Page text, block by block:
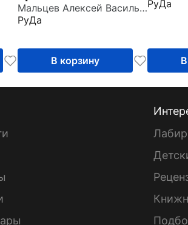
пальцами
Мальцев Алексей Васильевич
РуДа
В корзину
РуДа